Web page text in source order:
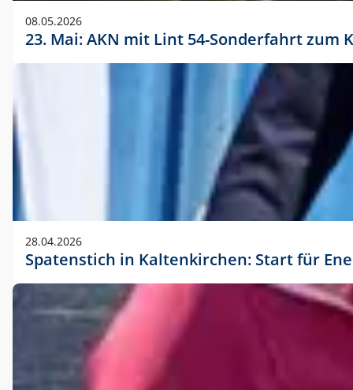
08.05.2026
23. Mai: AKN mit Lint 54-Sonderfahrt
28.04.2026
Spatenstich in Kaltenkirchen: Start für